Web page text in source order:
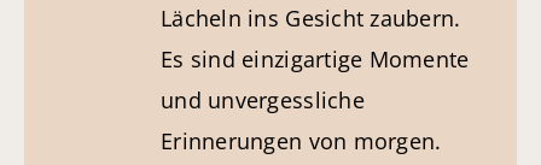
Lächeln ins Gesicht zaubern.
Es sind einzigartige Momente
und unvergessliche
Erinnerungen von morgen.